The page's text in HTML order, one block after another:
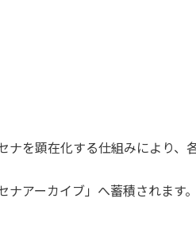
を顕在化する仕組みにより
アーカイブ」へ蓄積されます